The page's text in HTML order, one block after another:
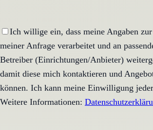
Ich willige ein, dass meine Angaben
meiner Anfrage verarbeitet und an
Betreiber (Einrichtungen/Anbieter)
damit diese mich kontaktieren und
können. Ich kann meine Einwilligung
Weitere Informationen: